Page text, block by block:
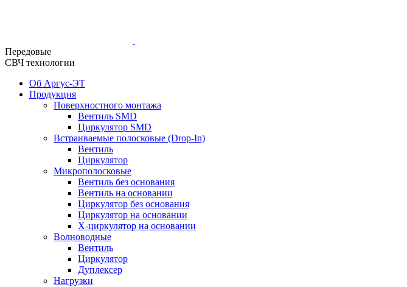
Передовые
СВЧ технологии
Об Аргус-ЭТ
Продукция
Поверхностного монтажа
Вентиль SMD
Циркулятор SMD
Встраиваемые полосковые (Drop-In)
Вентиль
Циркулятор
Микрополосковые
Вентиль без основания
Вентиль на основании
Циркулятор без основания
Циркулятор на основании
Х-циркулятор на основании
Волноводные
Вентиль
Циркулятор
Дуплексер
Нагрузки